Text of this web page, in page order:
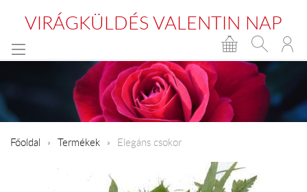
VIRÁGKÜLDÉS VALENTIN NAP
Főoldal Termékek Elegáns csokor